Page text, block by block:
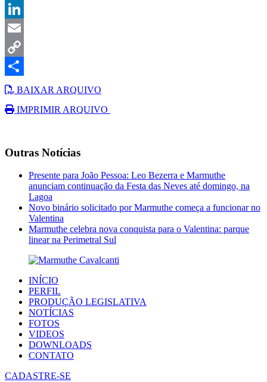
Facebook
LinkedIn
Email
Copy
Link
ShareBAIXAR ARQUIVO
IMPRIMIR ARQUIVO
Outras Notícias
Presente para João Pessoa: Leo Bezerra e Marmuthe
anunciam continuação da Festa das Neves até domingo, na
Lagoa
Novo binário solicitado por Marmuthe começa a funcionar no
Valentina
Marmuthe celebra nova conquista para o Valentina: parque
linear na Perimetral Sul
INÍCIO
PERFIL
PRODUÇÃO LEGISLATIVA
NOTÍCIAS
FOTOS
VIDEOS
DOWNLOADS
CONTATO
CADASTRE-SE